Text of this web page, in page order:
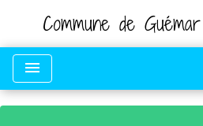
Commune de
menu